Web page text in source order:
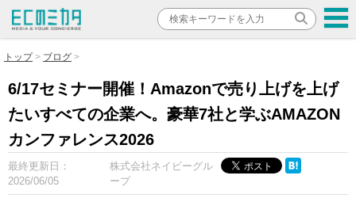
トップ ブログ
6/17セミナー開催！Amazonで売り上げを上げ
たいすべての企業へ。豪華7社と学ぶAMAZON
カンファレンス2026
最終更新日：
2026/06/05
株式会社ネイビーグル
ープ